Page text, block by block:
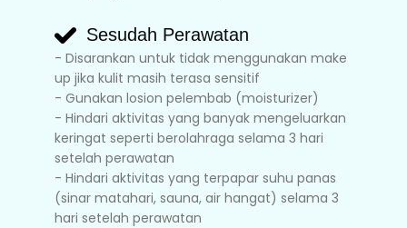
Sesudah Perawatan
- Disarankan untuk tidak menggunakan make
up jika kulit masih terasa sensitif
- Gunakan losion pelembab (moisturizer)
- Hindari aktivitas yang banyak mengeluarkan
keringat seperti berolahraga selama 3 hari
setelah perawatan
- Hindari aktivitas yang terpapar suhu panas
(sinar matahari, sauna, air hangat) selama 3
hari setelah perawatan